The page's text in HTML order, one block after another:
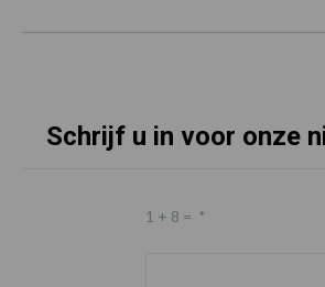
Schrijf u in voor onze
1 + 8 = *